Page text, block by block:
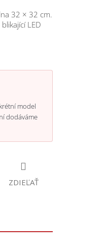
32 × 32 cm.
LED
model
dodáváme
ZDIEĽAŤ